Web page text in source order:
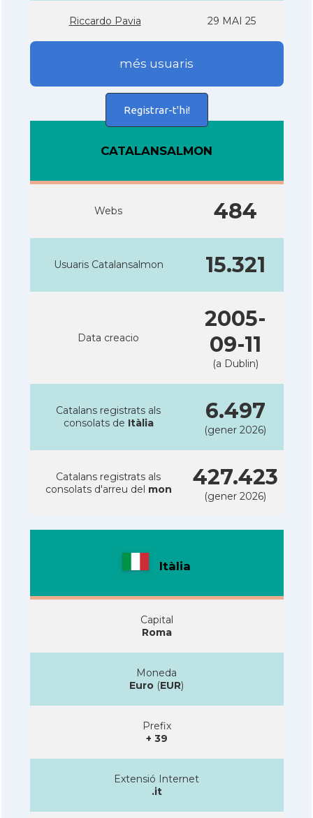
Riccardo Pavia 29 MAI 25
més usuaris
Registrar-t'hi!
CATALANSALMON
Webs 484
Usuaris Catalansalmon 15.321
Data creacio
2005-
09-11
(a Dublin)
Catalans registrats als
consolats de Itàlia 6.497
(gener 2026)
Catalans registrats als
consolats d'arreu del mon 427.423
(gener 2026)
Itàlia
Capital
Roma
Moneda
Euro (EUR)
Prefix
+ 39
Extensió Internet
.it